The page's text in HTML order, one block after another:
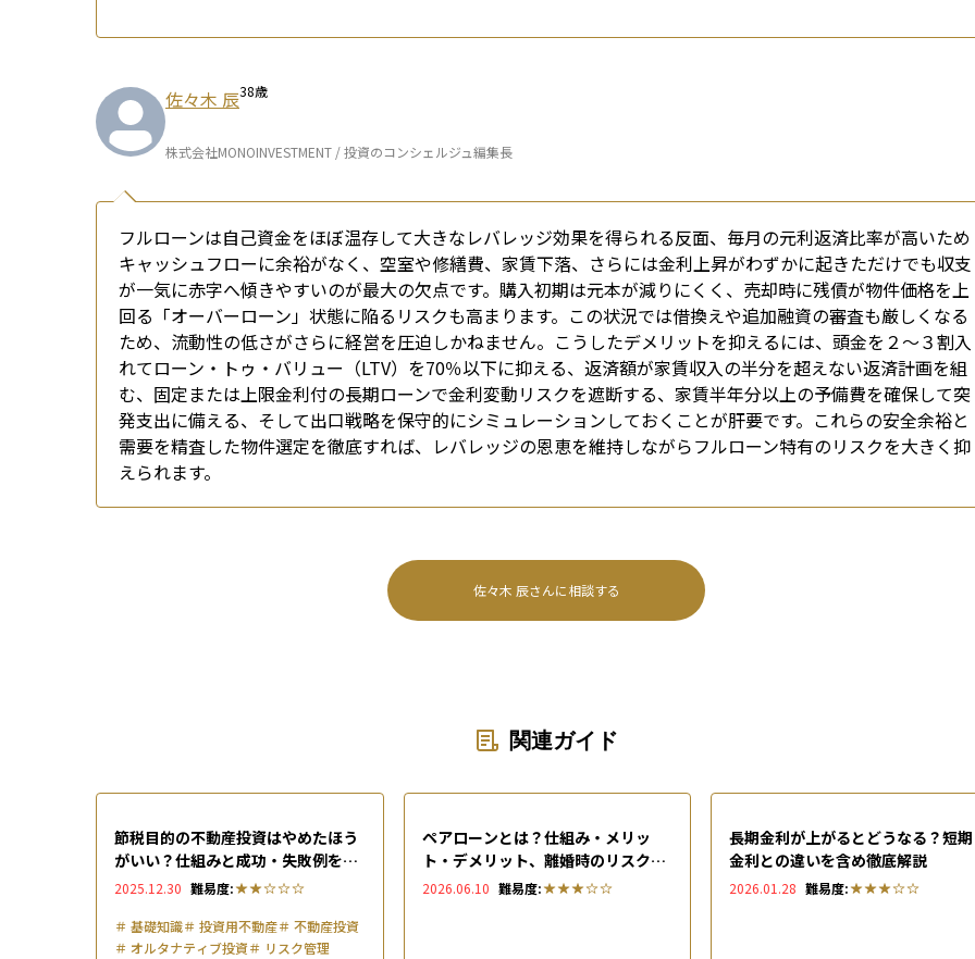
佐々木 辰38歳
株式会社MONOINVESTMENT / 投資のコンシェルジュ編集長
フルローンは自己資金をほぼ温存して大きなレバレッジ効果を得られる反面、毎月の元利返済比率が高いため
キャッシュフローに余裕がなく、空室や修繕費、家賃下落、さらには金利上昇がわずかに起きただけでも収支
が一気に赤字へ傾きやすいのが最大の欠点です。購入初期は元本が減りにくく、売却時に残債が物件価格を上
回る「オーバーローン」状態に陥るリスクも高まります。この状況では借換えや追加融資の審査も厳しくなる
ため、流動性の低さがさらに経営を圧迫しかねません。こうしたデメリットを抑えるには、頭金を２～３割入
れてローン・トゥ・バリュー（LTV）を70％以下に抑える、返済額が家賃収入の半分を超えない返済計画を組
む、固定または上限金利付の長期ローンで金利変動リスクを遮断する、家賃半年分以上の予備費を確保して突
発支出に備える、そして出口戦略を保守的にシミュレーションしておくことが肝要です。これらの安全余裕と
需要を精査した物件選定を徹底すれば、レバレッジの恩恵を維持しながらフルローン特有のリスクを大きく抑
えられます。
佐々木 辰さんに相談する
関連ガイド
節税目的の不動産投資はやめたほう
がいい？仕組みと成功・失敗例を徹
底解説
2025.12.30 難易度:
＃ 基礎知識＃ 投資用不動産＃ 不動産投資
＃ オルタナティブ投資＃ リスク管理
ペアローンとは？仕組み・メリッ
ト・デメリット、離婚時のリスクを
わかりやすく解説
2026.06.10 難易度:
長期金利が上がるとどうなる？短期
金利との違いを含め徹底解説
2026.01.28 難易度: